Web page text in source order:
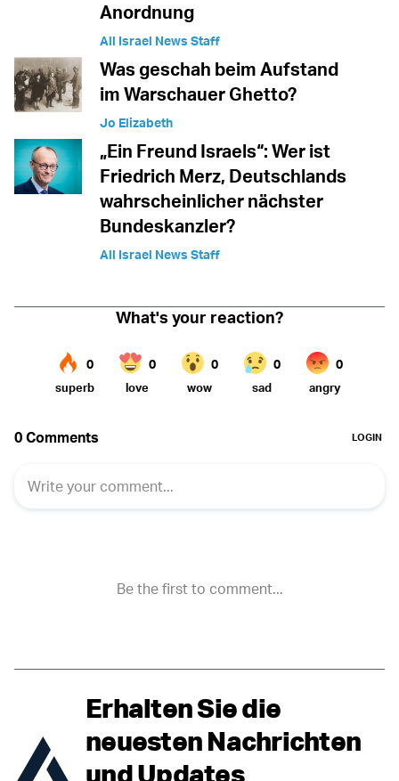
Anordnung
All Israel News Staff
Was geschah beim Aufstand
im Warschauer Ghetto?
Jo Elizabeth
„Ein Freund Israels“: Wer ist
Friedrich Merz, Deutschlands
wahrscheinlicher nächster
Bundeskanzler?
All Israel News Staff
Erhalten Sie die
neuesten Nachrichten
und Updates